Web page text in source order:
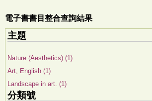
電子書書目整合查詢結果
主題
Nature (Aesthetics) (1)
Art, English (1)
Landscape in art. (1)
分類號